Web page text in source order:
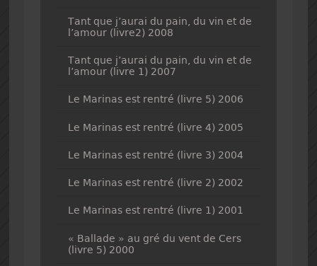
Tant que j’aurai du pain, du vin et de
l’amour (livre2) 2008
Tant que j’aurai du pain, du vin et de
l’amour (livre 1) 2007
Le Marinas est rentré (livre 5) 2006
Le Marinas est rentré (livre 4) 2005
Le Marinas est rentré (livre 3) 2004
Le Marinas est rentré (livre 2) 2002
Le Marinas est rentré (livre 1) 2001
« Ballade » au gré du vent de Cers
(livre 5) 2000